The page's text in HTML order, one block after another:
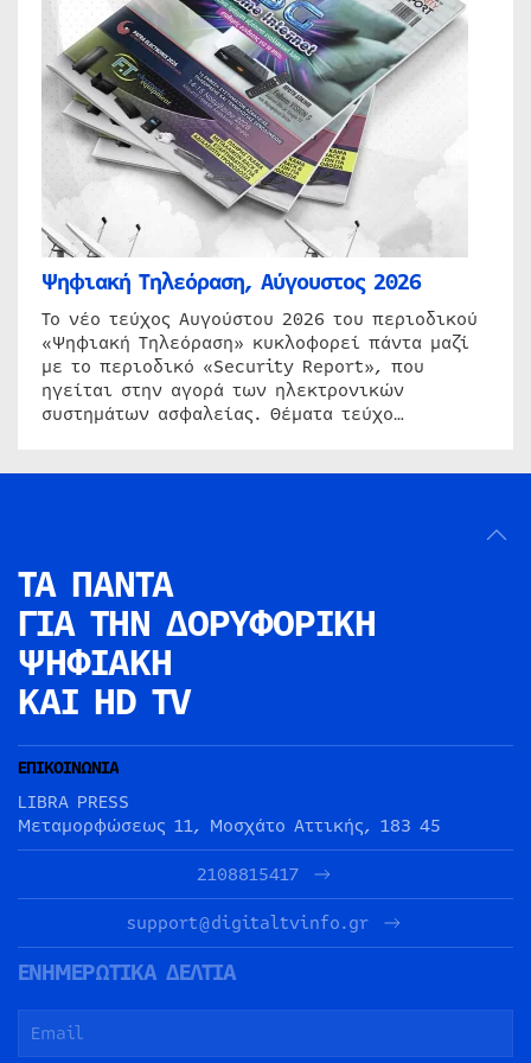
Ψηφιακή Τηλεόραση, Αύγουστος 2026
Το νέο τεύχος Αυγούστου 2026 του περιοδικού
«Ψηφιακή Τηλεόραση» κυκλοφορεί πάντα μαζί
με το περιοδικό «Security Report», που
ηγείται στην αγορά των ηλεκτρονικών
συστημάτων ασφαλείας. Θέματα τεύχο…
ΤΑ ΠΑΝΤΑ
ΓΙΑ ΤΗΝ ΔΟΡΥΦΟΡΙΚΗ
ΨΗΦΙΑΚΗ
ΚΑΙ HD TV
ΕΠΙΚΟΙΝΩΝΙΑ
LIBRA PRESS
Μεταμορφώσεως 11, Μοσχάτο Αττικής, 183 45
2108815417
support@digitaltvinfo.gr
ΕΝΗΜΕΡΩΤΙΚΑ ΔΕΛΤΙΑ